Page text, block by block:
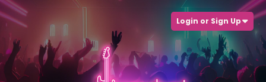
Login or Sign Up